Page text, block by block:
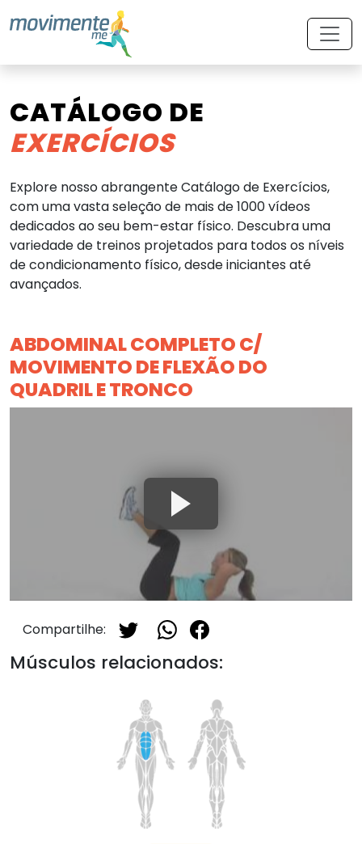
CATÁLOGO DE
EXERCÍCIOS
Explore nosso abrangente Catálogo de Exercícios,
com uma vasta seleção de mais de 1000 vídeos
dedicados ao seu bem-estar físico. Descubra uma
variedade de treinos projetados para todos os níveis
de condicionamento físico, desde iniciantes até
avançados.
ABDOMINAL COMPLETO C/
MOVIMENTO DE FLEXÃO DO
QUADRIL E TRONCO
Compartilhe:
Músculos relacionados: